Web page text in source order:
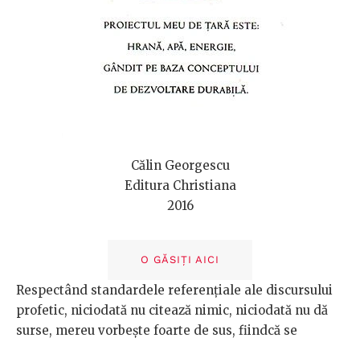
Călin Georgescu
Editura Christiana
2016
O GĂSIȚI AICI
Respectând standardele referențiale ale discursului
profetic, niciodată nu citează nimic, niciodată nu dă
surse, mereu vorbește foarte de sus, fiindcă se